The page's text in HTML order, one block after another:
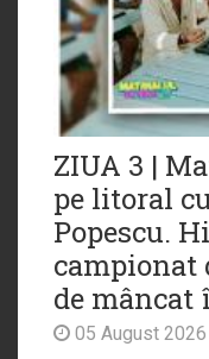
ZIUA 3 |
pe litoral
Popescu.
campionat
de mâncat
05 August 2026